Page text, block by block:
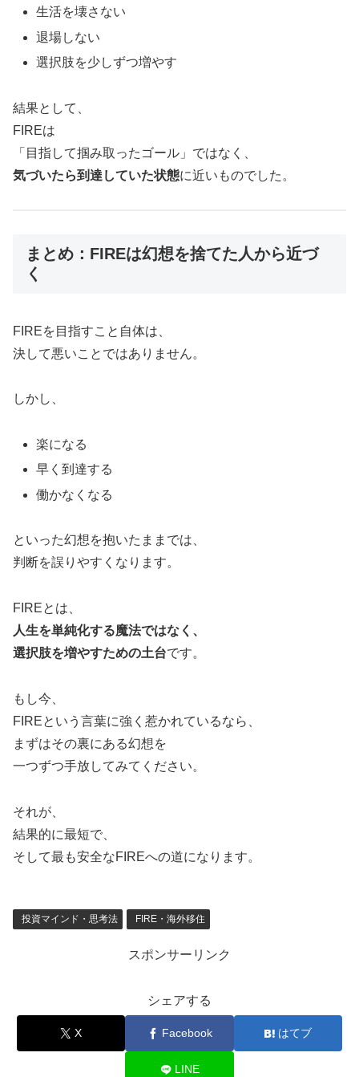
生活を壊さない
退場しない
選択肢を少しずつ増やす
結果として、
FIREは
「目指して掴み取ったゴール」ではなく、
気づいたら到達していた状態に近いものでした。
まとめ：FIREは幻想を捨てた人から近づ
く
FIREを目指すこと自体は、
決して悪いことではありません。
しかし、
楽になる
早く到達する
働かなくなる
といった幻想を抱いたままでは、
判断を誤りやすくなります。
FIREとは、
人生を単純化する魔法ではなく、
選択肢を増やすための土台です。
もし今、
FIREという言葉に強く惹かれているなら、
まずはその裏にある幻想を
一つずつ手放してみてください。
それが、
結果的に最短で、
そして最も安全なFIREへの道になります。
投資マインド・思考法 FIRE・海外移住
スポンサーリンク
シェアする
X Facebook はてブ
LINE